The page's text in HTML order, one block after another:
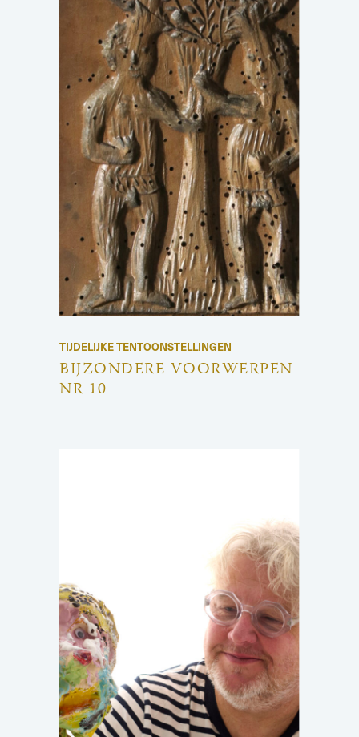
TIJDELIJKE TENTOONSTELLINGEN
BIJZONDERE VOORWERPEN
NR 10